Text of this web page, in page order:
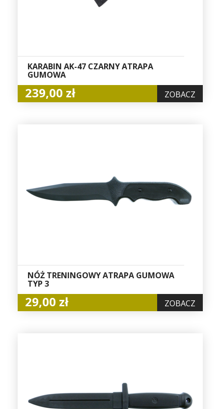
KARABIN AK-47 CZARNY ATRAPA
GUMOWA
239,00 zł ZOBACZ
NÓŻ TRENINGOWY ATRAPA GUMOWA
TYP 3
29,00 zł ZOBACZ